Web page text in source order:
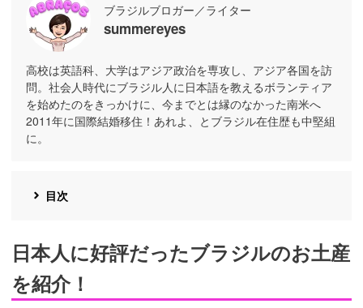
ブラジルブロガー／ライター
summereyes
高校は英語科、大学はアジア政治を専攻し、アジア各国を訪
問。社会人時代にブラジル人に日本語を教えるボランティア
を始めたのをきっかけに、今までとは縁のなかった南米へ
2011年に国際結婚移住！あれよ、とブラジル在住歴も中堅組
に。
目次
日本人に好評だったブラジルのお土産
を紹介！